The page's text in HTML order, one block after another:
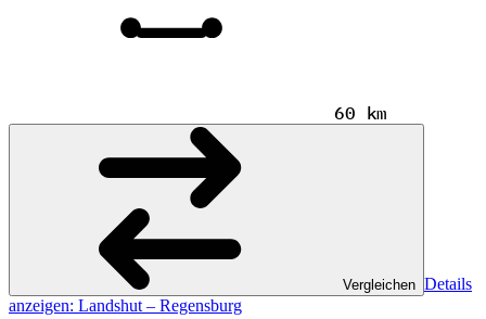
60 km
Vergleichen Details
anzeigen: Landshut – Regensburg